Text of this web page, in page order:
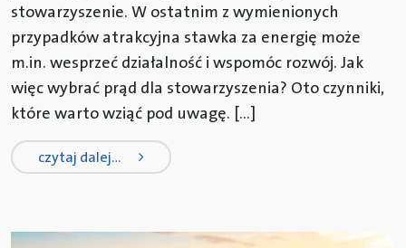
stowarzyszenie. W ostatnim z wymienionych
przypadków atrakcyjna stawka za energię może
m.in. wesprzeć działalność i wspomóc rozwój. Jak
więc wybrać prąd dla stowarzyszenia? Oto czynniki,
które warto wziąć pod uwagę. […]
czytaj dalej…from energia elektryczna dla